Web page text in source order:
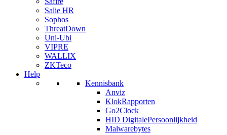
Salie HR
Sophos
ThreatDown
Uni-Ubi
VIPRE
WALLIX
ZKTeco
Help
Kennisbank
Anviz
KlokRapporten
Go2Clock
HID DigitalePersoonlijkheid
Malwarebytes